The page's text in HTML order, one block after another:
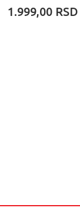
1.999,00 RSD